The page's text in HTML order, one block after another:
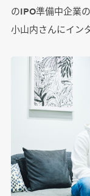
のIPO準備中企業
小山内さんにイン